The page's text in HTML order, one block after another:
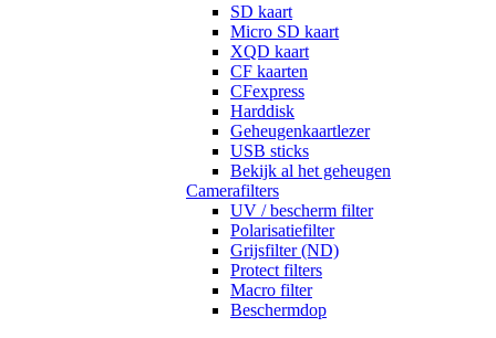
SD kaart
Micro SD kaart
XQD kaart
CF kaarten
CFexpress
Harddisk
Geheugenkaartlezer
USB sticks
Bekijk al het geheugen
Camerafilters
UV / bescherm filter
Polarisatiefilter
Grijsfilter (ND)
Protect filters
Macro filter
Beschermdop